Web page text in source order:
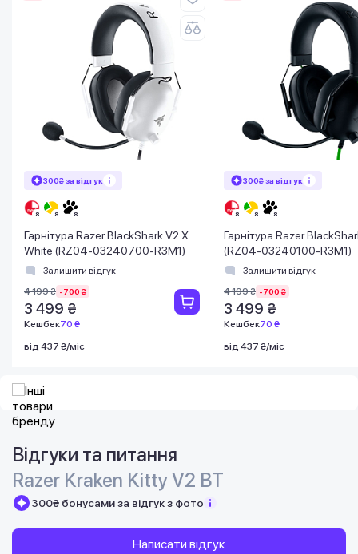
300₴ за відгук
Гарнітура Razer BlackShark V2 X
White (RZ04-03240700-R3M1)
Залишити відгук
4 199 ₴ -700 ₴
3 499 ₴
Кешбек70 ₴
від 437 ₴/міс
300₴ за відгук
Гарнітура Razer
(RZ04-03240100-R3M1)
Залишити відгук
4 199 ₴ -700 ₴
3 499 ₴
Кешбек70 ₴
від 437 ₴/міс
Відгуки та питання
Razer Kraken Kitty V2 BT
300₴ бонусами за відгук з фото
Написати відгук